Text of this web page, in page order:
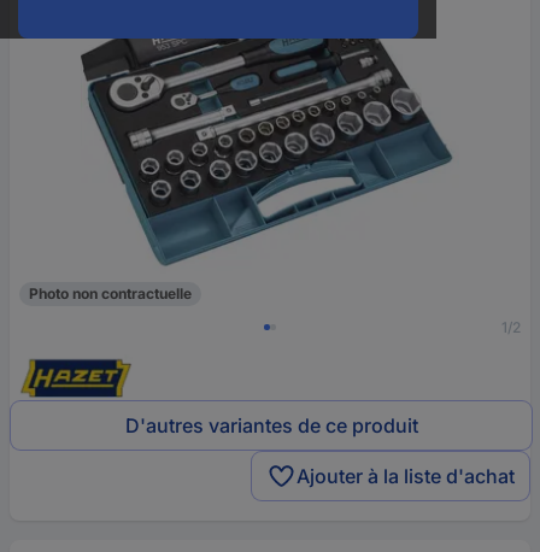
1/2
Photo non contractuelle
D'autres variantes de ce produit
Ajouter à la liste d'achat